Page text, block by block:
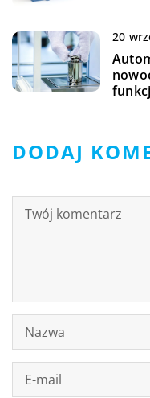
20
DODAJ